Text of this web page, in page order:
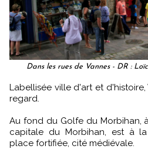
Dans les rues de Vannes - DR :
Labellisée ville d'art et d'histoire, Vannes séduit au premier
regard.
Au fond du Golfe du Morbihan,
capitale du Morbihan, est à
place fortifiée, cité médiévale.